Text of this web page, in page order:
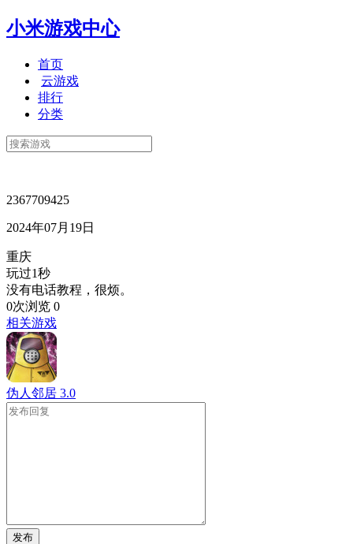
小米游戏中心
首页
云游戏
排行
分类
2367709425
2024年07月19日
重庆
玩过1秒
没有电话教程，很烦。
0次浏览 0
相关游戏
伪人邻居 3.0
发布